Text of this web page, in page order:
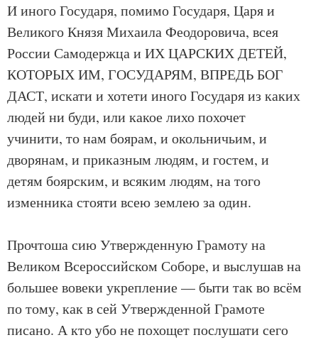
И иного Государя, помимо Государя, Царя и
Великого Князя Михаила Феодоровича, всея
России Самодержца и ИХ ЦАРСКИХ ДЕТЕЙ,
КОТОРЫХ ИМ, ГОСУДАРЯМ, ВПРЕДЬ БОГ
ДАСТ, искати и хотети иного Государя из каких
людей ни буди, или какое лихо похочет
учинити, то нам боярам, и окольничьим, и
дворянам, и приказным людям, и гостем, и
детям боярским, и всяким людям, на того
изменника стояти всею землею за один.
Прочтоша сию Утвержденную Грамоту на
Великом Всероссийском Соборе, и выслушав на
большее вовеки укрепление — быти так во всём
по тому, как в сей Утвержденной Грамоте
писано. А кто убо не похощет послушати сего